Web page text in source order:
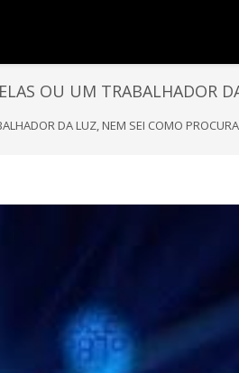
OU UM TRABALHADOR
DA LUZ, NEM SEI COMO